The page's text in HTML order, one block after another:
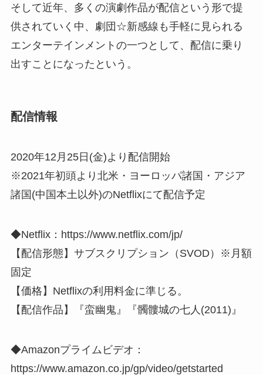
そして近年、多くの演劇作品が配信という形で提
供されていく中、劇団☆新感線も手軽に見られる
エンターテインメントの一つとして、配信に乗り
出すことになったという。
配信情報
2020年12月25日(金)より配信開始
※2021年初頭より北米・ヨーロッパ諸国・アジア
諸国(中国本土以外)のNetflixにて配信予定
◆Netflix：https://www.netflix.com/jp/
【配信形態】サブスクリプション（SVOD）※月額
固定
【価格】Netflixの利用料金に準じる。
【配信作品】『蛮幽鬼』『髑髏城の七人(2011)』
◆Amazonプライムビデオ：
https://www.amazon.co.jp/gp/video/getstarted